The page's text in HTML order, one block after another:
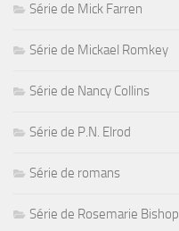
Série de Mick Farren
Série de Mickael Romkey
Série de Nancy Collins
Série de P.N. Elrod
Série de romans
Série de Rosemarie Bishop